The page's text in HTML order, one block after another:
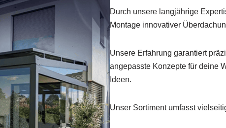
Durch unsere langjährige
Montage innovativer
Unsere Erfahrung garantiert
angepasste Konzepte für deine
Ideen.
Unser Sortiment umfasst